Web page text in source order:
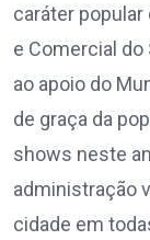
caráter popular
e Comercial do
ao apoio do
de graça da
shows neste
administração
cidade em